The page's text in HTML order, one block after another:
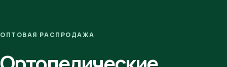
ОПТОВАЯ РАСПРОДАЖА